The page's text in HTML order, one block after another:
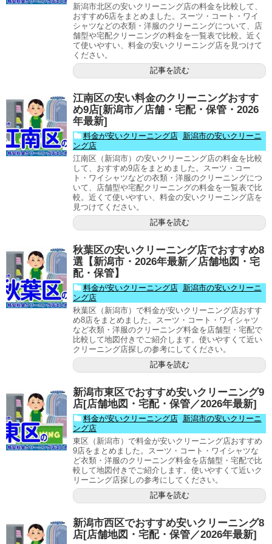
新潟市北区の安いクリーニング店の料金を比較して、
おすすめ6店をまとめました。スーツ・コート・ワイ
シャツなどの衣類・洋服のクリーニングについて、店
舗型や宅配クリーニングの料金を一覧表で比較。近く
て使いやすい、料金の安いクリーニング店を見つけて
ください。
記事を読む
江南区の安い料金のクリーニングおすす
め9店[新潟市／店舗・宅配・保管・2026
年最新]
料金が安いクリーニング店, 新潟市の安いクリーニ
ング店
江南区（新潟市）の安いクリーニング店の料金を比較
して、おすすめ9店をまとめました。スーツ・コー
ト・ワイシャツなどの衣類・洋服のクリーニングにつ
いて、店舗型や宅配クリーニングの料金を一覧表で比
較。近くて使いやすい、料金の安いクリーニング店を
見つけてください。
記事を読む
秋葉区の安いクリーニング店でおすすめ8
選【新潟市・2026年最新／店舗地図・宅
配・保管】
料金が安いクリーニング店, 新潟市の安いクリーニ
ング店
秋葉区（新潟市）で料金が安いクリーニング店おすす
め8店をまとめました。スーツ・コート・ワイシャツ
など衣類・洋服のクリーニング料金を店舗型・宅配で
比較して地図付きでご紹介します。使いやすくて近い
クリーニング店探しの参考にしてください。
記事を読む
新潟市東区でおすすめ安いクリーニング9
店[店舗地図・宅配・保管／2026年最新]
料金が安いクリーニング店, 新潟市の安いクリーニ
ング店
東区（新潟市）で料金が安いクリーニング店おすすめ
9店をまとめました。スーツ・コート・ワイシャツな
ど衣類・洋服のクリーニング料金を店舗型・宅配で比
較して地図付きでご紹介します。使いやすくて近いク
リーニング店探しの参考にしてください。
記事を読む
新潟市西区でおすすめ安いクリーニング8
店[店舗地図・宅配・保管／2026年最新]